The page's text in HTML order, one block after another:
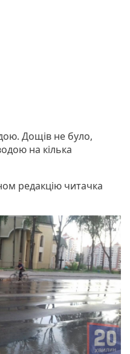
Дощів не було,
на кілька
редакцію читачка
